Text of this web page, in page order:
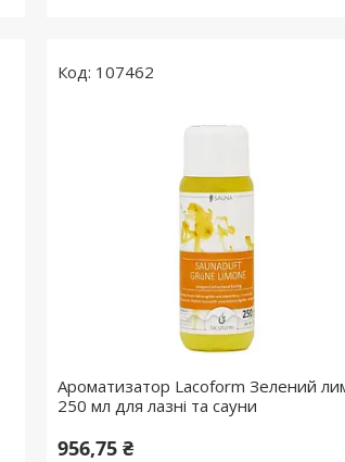
107462
Ароматизатор Lacoform Зелений
250 мл для лазні та сауни
956,75 ₴